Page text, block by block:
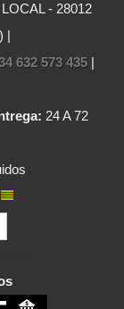
- 28012
|
632 573 435|
24 A 72